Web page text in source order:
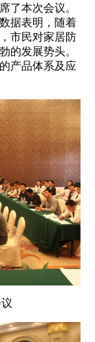
了本次会议。
据表明，随着
市民对家居防
的发展势头。
产品体系及应